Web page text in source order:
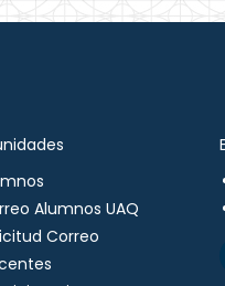
Alumnos UAQ
Correo